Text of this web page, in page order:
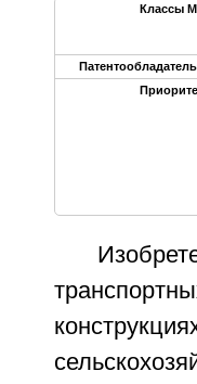
Классы